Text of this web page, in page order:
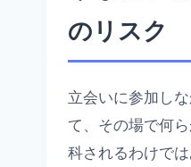
のリスク
立会いに参加し
て、その場で何
科されるわけで